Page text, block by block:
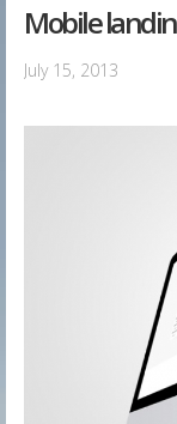
Mobile
July 15, 2013